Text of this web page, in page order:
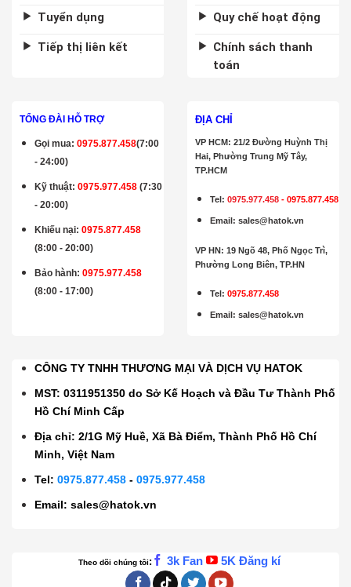
Tuyển dụng
Tiếp thị liên kết
Quy chế hoạt động
Chính sách thanh
toán
TỔNG ĐÀI HỖ TRỢ
Gọi mua:0975.877.458(7:00
- 24:00)
Kỹ thuật:0975.977.458 (7:30
- 20:00)
Khiếu nại: 0975.877.458
(8:00 - 20:00)
Bảo hành:0975.977.458
(8:00 - 17:00)
ĐỊA CHỈ
VP HCM: 21/2 Đường Huỳnh Thị
Hai, Phường Trung Mỹ Tây,
TP.HCM
Tel:0975.977.458 -0975.877.458
Email :sales@hatok.vn
VP HN: 19 Ngõ 48, Phố Ngọc Trì,
Phường Long Biên, TP.HN
Tel: 0975.877.458
Email:sales@hatok.vn
CÔNG TY TNHH THƯƠNG MẠI VÀ DỊCH VỤ HATOK
MST: 0311951350 do Sở Kế Hoạch và Đầu Tư Thành Phố
Hồ Chí Minh Cấp
Địa chỉ: 2/1G Mỹ Huề, Xã Bà Điểm, Thành Phố Hồ Chí
Minh, Việt Nam
Tel:0975.877.458 -0975.977.458
Email:sales@hatok.vn
Theo dõi chúng tôi: 3k Fan 5K Đăng kí